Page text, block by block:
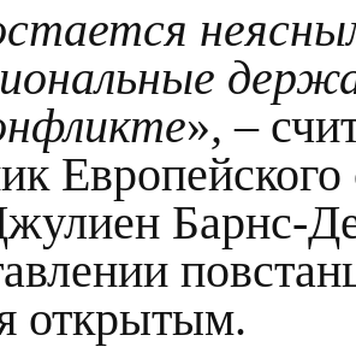
», –
Барнс-
открытым.